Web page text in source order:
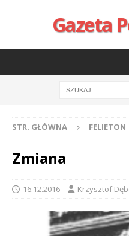
Gazeta
STR. GŁÓWNA FELIETON
Zmiana
16.12.2016 Krzysztof